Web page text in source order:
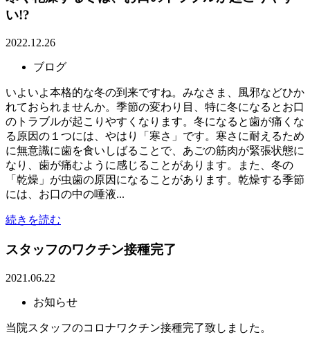
い!?
2022.12.26
ブログ
いよいよ本格的な冬の到来ですね。みなさま、風邪などひか
れておられませんか。季節の変わり目、特に冬になるとお口
のトラブルが起こりやすくなります。冬になると歯が痛くな
る原因の１つには、やはり「寒さ」です。寒さに耐えるため
に無意識に歯を食いしばることで、あごの筋肉が緊張状態に
なり、歯が痛むように感じることがあります。また、冬の
「乾燥」が虫歯の原因になることがあります。乾燥する季節
には、お口の中の唾液...
続きを読む
スタッフのワクチン接種完了
2021.06.22
お知らせ
当院スタッフのコロナワクチン接種完了致しました。